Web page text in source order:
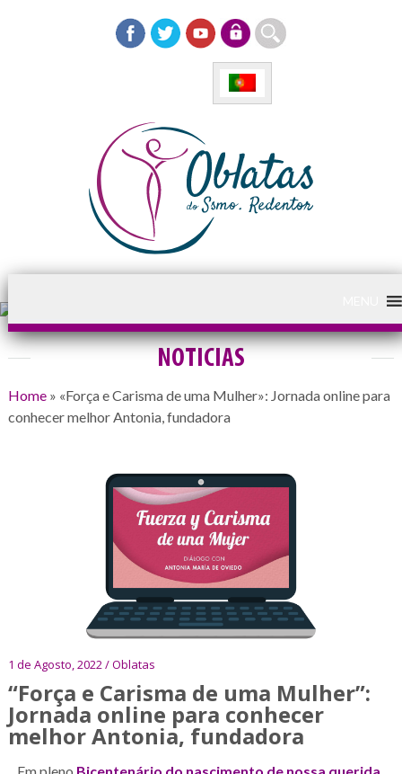
NOTICIAS
Home» «Força e Carisma de uma Mulher»: Jornada online para
conhecer melhor Antonia, fundadora
1 de Agosto, 2022 / Oblatas
“Força e Carisma de uma Mulher”:
Jornada online para conhecer
melhor Antonia, fundadora